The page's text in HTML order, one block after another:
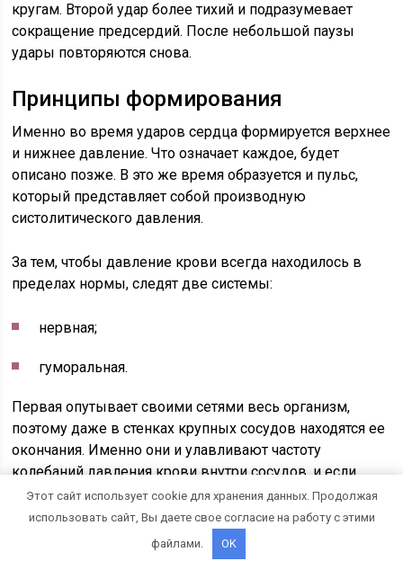
кругам. Второй удар более тихий и подразумевает
сокращение предсердий. После небольшой паузы
удары повторяются снова.
Принципы формирования
Именно во время ударов сердца формируется верхнее
и нижнее давление. Что означает каждое, будет
описано позже. В это же время образуется и пульс,
который представляет собой производную
систолитического давления.
За тем, чтобы давление крови всегда находилось в
пределах нормы, следят две системы:
нервная;
гуморальная.
Первая опутывает своими сетями весь организм,
поэтому даже в стенках крупных сосудов находятся ее
окончания. Именно они и улавливают частоту
колебаний давления крови внутри сосудов, и если
давление человека верхнее и нижнее (что означает,
узнаете ниже) находится не в пределах нормы, то
нервная система сразу же посылает соответствующий
сигнал в мозг. Далее центр нервной системы
Этот сайт использует cookie для хранения данных. Продолжая
использовать сайт, Вы даете свое согласие на работу с этими
файлами.
OK